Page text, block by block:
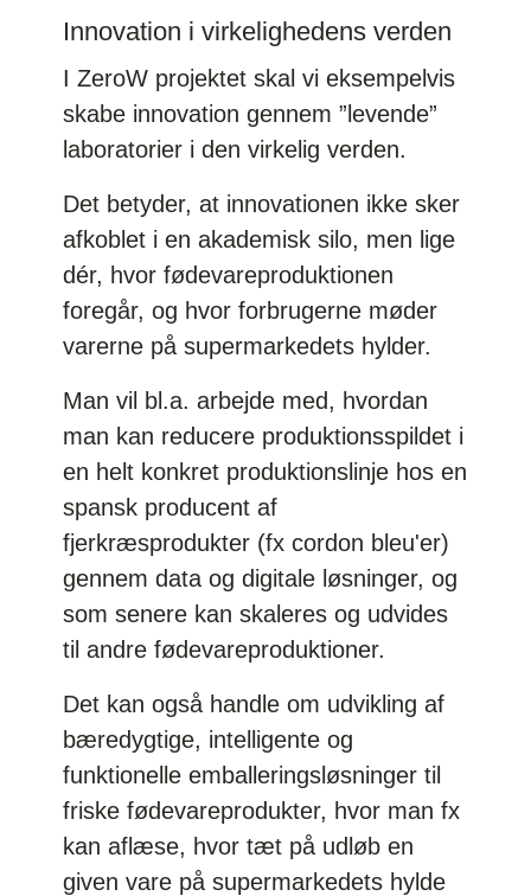
Innovation i virkelighedens verden
I ZeroW projektet skal vi eksempelvis
skabe innovation gennem ”levende”
laboratorier i den virkelig verden.
Det betyder, at innovationen ikke sker
afkoblet i en akademisk silo, men lige
dér, hvor fødevareproduktionen
foregår, og hvor forbrugerne møder
varerne på supermarkedets hylder.
Man vil bl.a. arbejde med, hvordan
man kan reducere produktionsspildet i
en helt konkret produktionslinje hos en
spansk producent af
fjerkræsprodukter (fx cordon bleu'er)
gennem data og digitale løsninger, og
som senere kan skaleres og udvides
til andre fødevareproduktioner.
Det kan også handle om udvikling af
bæredygtige, intelligente og
funktionelle emballeringsløsninger til
friske fødevareprodukter, hvor man fx
kan aflæse, hvor tæt på udløb en
given vare på supermarkedets hylde